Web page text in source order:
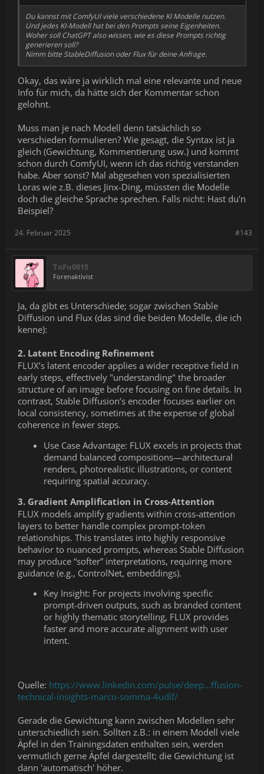
Du kannst mit ComfyUI viele verschiedene KI Modelle nutzen.
Und jedes KI-Modell hat bei den Prompts seine Eigenheiten.
Woher soll ChatGPT also wissen, wie es diese Prompts richtig
generieren soll?
Nimm bitte StableDiffusion oder Flux für deine Anfrage.
Okay, das wäre ja wirklich mal eine relevante und neue
Info für mich, da hätte sich der Kommentar schon
gelohnt.
Muss man je nach Modell denn tatsächlich so
verschieden formulieren? Wie gesagt, die Syntax ist ja
gleich (Gewichtung, Kommentierung usw.) und kommt
schon durch ComfyUI, wenn ich das richtig verstanden
habe. Aber sonst? Mal abgesehen von spezialisierten
Loras wie z.B. dieses Jinx-Ding, müssten die Modelle
doch die gleiche Sprache sprechen. Falls nicht: Hast du'n
Beispiel?
#143
24. Februar 2025
ToFu0815
Forenaktivist
Ja, da gibt es Unterschiede; sogar zwischen Stable
Diffusion und Flux (das sind die beiden Modelle, die ich
kenne):
2. Latent Encoding Refinement
FLUX’s latent encoder applies a wider receptive field in
early steps, effectively "understanding" the broader
structure of an image before focusing on fine details. In
contrast, Stable Diffusion’s encoder focuses earlier on
local consistency, sometimes at the expense of global
coherence in fewer steps.
Use Case Advantage: FLUX excels in projects that
demand balanced compositions—architectural
renders, photorealistic illustrations, or content
requiring spatial accuracy.
3. Gradient Amplification in Cross-Attention
FLUX models amplify gradients within cross-attention
layers to better handle complex prompt-token
relationships. This translates into highly responsive
behavior to nuanced prompts, whereas Stable Diffusion
may produce “softer” interpretations, requiring more
guidance (e.g., ControlNet, embeddings).
Key Insight: For projects involving specific
prompt-driven outputs, such as branded content
or highly thematic storytelling, FLUX provides
faster and more accurate alignment with user
intent.
Quelle: https://www.linkedin.com/pulse/deep...ffusion-
technical-insights-marco-somma-4udlf/
Gerade die Gewichtung kann zwischen Modellen sehr
unterschiedlich sein. Sollten z.B.: in einem Modell viele
Äpfel in den Trainingsdaten enthalten sein, werden
vermutlich gerne Äpfel dargestellt; die Gewichtung ist
dann 'automatisch' höher.